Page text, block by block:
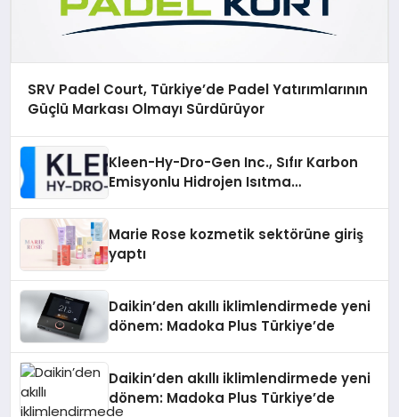
SRV Padel Court, Türkiye’de Padel Yatırımlarının
Güçlü Markası Olmayı Sürdürüyor
Kleen-Hy-Dro-Gen Inc., Sıfır Karbon
Emisyonlu Hidrojen Isıtma
Marie Rose kozmetik sektörüne giriş
yaptı
Daikin’den akıllı iklimlendirmede yeni
dönem: Madoka Plus Türkiye’de
Daikin’den akıllı iklimlendirmede yeni
dönem: Madoka Plus Türkiye’de